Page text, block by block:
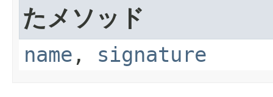
たメソッド
name, signature